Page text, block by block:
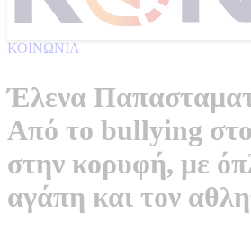
ΚΟΙΝΩΝΙΑ
Έλενα
Από το bullying στο
στην κορυφή, με
αγάπη και τον